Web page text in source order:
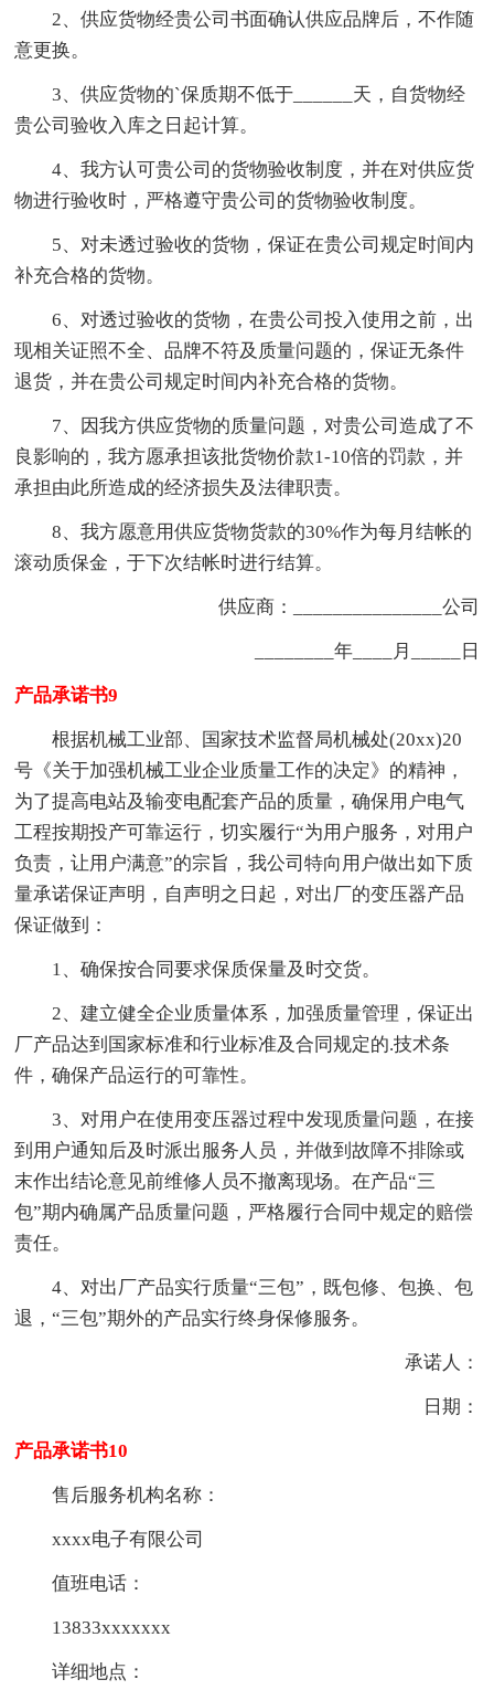
2、供应货物经贵公司书面确认供应品牌后，不作随
意更换。
3、供应货物的`保质期不低于______天，自货物经
贵公司验收入库之日起计算。
4、我方认可贵公司的货物验收制度，并在对供应货
物进行验收时，严格遵守贵公司的货物验收制度。
5、对未透过验收的货物，保证在贵公司规定时间内
补充合格的货物。
6、对透过验收的货物，在贵公司投入使用之前，出
现相关证照不全、品牌不符及质量问题的，保证无条件
退货，并在贵公司规定时间内补充合格的货物。
7、因我方供应货物的质量问题，对贵公司造成了不
良影响的，我方愿承担该批货物价款1-10倍的罚款，并
承担由此所造成的经济损失及法律职责。
8、我方愿意用供应货物货款的30%作为每月结帐的
滚动质保金，于下次结帐时进行结算。
供应商：_______________公司
________年____月_____日
产品承诺书9
根据机械工业部、国家技术监督局机械处(20xx)20
号《关于加强机械工业企业质量工作的决定》的精神，
为了提高电站及输变电配套产品的质量，确保用户电气
工程按期投产可靠运行，切实履行“为用户服务，对用户
负责，让用户满意”的宗旨，我公司特向用户做出如下质
量承诺保证声明，自声明之日起，对出厂的变压器产品
保证做到：
1、确保按合同要求保质保量及时交货。
2、建立健全企业质量体系，加强质量管理，保证出
厂产品达到国家标准和行业标准及合同规定的.技术条
件，确保产品运行的可靠性。
3、对用户在使用变压器过程中发现质量问题，在接
到用户通知后及时派出服务人员，并做到故障不排除或
末作出结论意见前维修人员不撤离现场。在产品“三
包”期内确属产品质量问题，严格履行合同中规定的赔偿
责任。
4、对出厂产品实行质量“三包”，既包修、包换、包
退，“三包”期外的产品实行终身保修服务。
承诺人：
日期：
产品承诺书10
售后服务机构名称：
xxxx电子有限公司
值班电话：
13833xxxxxxx
详细地点：